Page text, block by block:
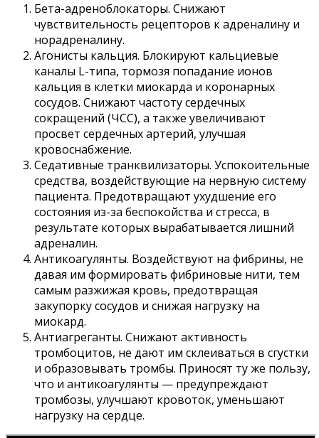
Бета-адреноблокаторы. Снижают
чувствительность рецепторов к адреналину и
норадреналину.
Агонисты кальция. Блокируют кальциевые
каналы L-типа, тормозя попадание ионов
кальция в клетки миокарда и коронарных
сосудов. Снижают частоту сердечных
сокращений (ЧСС), а также увеличивают
просвет сердечных артерий, улучшая
кровоснабжение.
Седативные транквилизаторы. Успокоительные
средства, воздействующие на нервную систему
пациента. Предотвращают ухудшение его
состояния из-за беспокойства и стресса, в
результате которых вырабатывается лишний
адреналин.
Антикоагулянты. Воздействуют на фибрины, не
давая им формировать фибриновые нити, тем
самым разжижая кровь, предотвращая
закупорку сосудов и снижая нагрузку на
миокард.
Антиагреганты. Снижают активность
тромбоцитов, не дают им склеиваться в сгустки
и образовывать тромбы. Приносят ту же пользу,
что и антикоагулянты — предупреждают
тромбозы, улучшают кровоток, уменьшают
нагрузку на сердце.